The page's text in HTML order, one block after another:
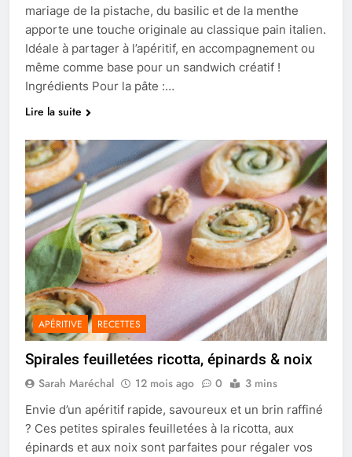
mariage de la pistache, du basilic et de la menthe
apporte une touche originale au classique pain italien.
Idéale à partager à l’apéritif, en accompagnement ou
même comme base pour un sandwich créatif !
Ingrédients Pour la pâte :…
Lire la suite
APÉRITIVE RECETTES
Spirales feuilletées ricotta, épinards & noix
Sarah Maréchal 12 mois ago 0 3 mins
Envie d’un apéritif rapide, savoureux et un brin raffiné
? Ces petites spirales feuilletées à la ricotta, aux
épinards et aux noix sont parfaites pour régaler vos